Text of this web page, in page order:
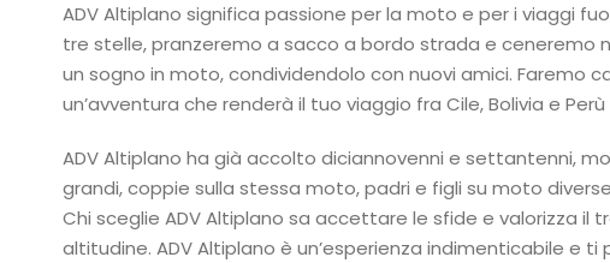
ADV Altiplano significa passione per la moto e per i viaggi
tre stelle, pranzeremo a sacco a bordo strada e ceneremo
un sogno in moto, condividendolo con nuovi amici. Faremo
un’avventura che renderà il tuo viaggio fra Cile, Bolivia e
ADV Altiplano ha già accolto diciannovenni e settantenni,
grandi, coppie sulla stessa moto, padri e figli su moto
Chi sceglie ADV Altiplano sa accettare le sfide e valorizza il
altitudine. ADV Altiplano è un’esperienza indimenticabile e